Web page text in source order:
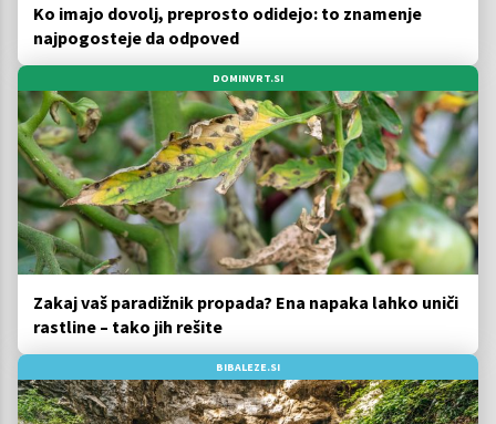
Ko imajo dovolj, preprosto odidejo: to znamenje
najpogosteje da odpoved
DOMINVRT.SI
Zakaj vaš paradižnik propada? Ena napaka lahko uniči
rastline – tako jih rešite
BIBALEZE.SI